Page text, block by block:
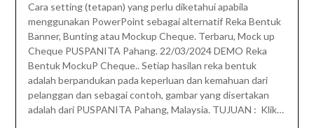
Cara setting (tetapan) yang perlu diketahui apabila
menggunakan PowerPoint sebagai alternatif Reka Bentuk
Banner, Bunting atau Mockup Cheque. Terbaru, Mock up
Cheque PUSPANITA Pahang. 22/03/2024 DEMO Reka
Bentuk MockuP Cheque.. Setiap hasilan reka bentuk
adalah berpandukan pada keperluan dan kemahuan dari
pelanggan dan sebagai contoh, gambar yang disertakan
adalah dari PUSPANITA Pahang, Malaysia. TUJUAN : Klik…